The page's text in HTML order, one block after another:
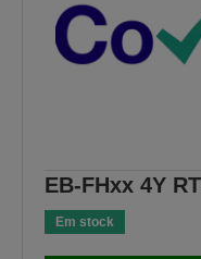
EB-FHxx 4Y
Em stock